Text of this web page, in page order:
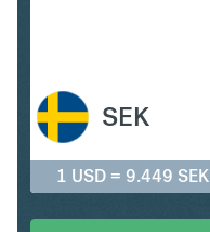
SEK
1 USD = 9.449 SEK